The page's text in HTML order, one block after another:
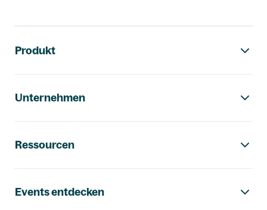
Produkt
Unternehmen
Ressourcen
Events entdecken